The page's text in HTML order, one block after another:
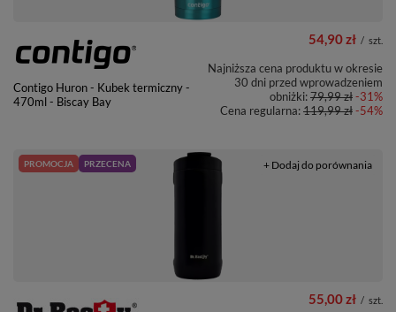
Contigo Huron - Kubek termiczny -
470ml - Biscay Bay
54,90 zł / szt.
Najniższa cena produktu w okresie
30 dni przed wprowadzeniem
obniżki:79,99 zł-31%
Cena regularna:119,99 zł-54%
PROMOCJA PRZECENA
55,00 zł / szt.
+ Dodaj do porównania